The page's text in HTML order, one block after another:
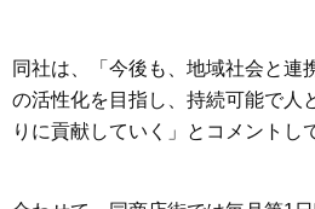
同社は、「今後も、地域社会と連
の活性化を目指し、持続可能で人
りに貢献していく」とコメントし